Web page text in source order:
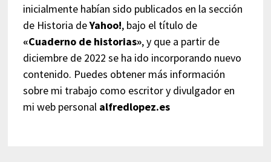
inicialmente habían sido publicados en la sección
de Historia deYahoo!, bajo el título de
«Cuaderno de historias», y que a partir de
diciembre de 2022 se ha ido incorporando nuevo
contenido. Puedes obtener más información
sobre mi trabajo como escritor y divulgador en
mi web personal alfredlopez.es